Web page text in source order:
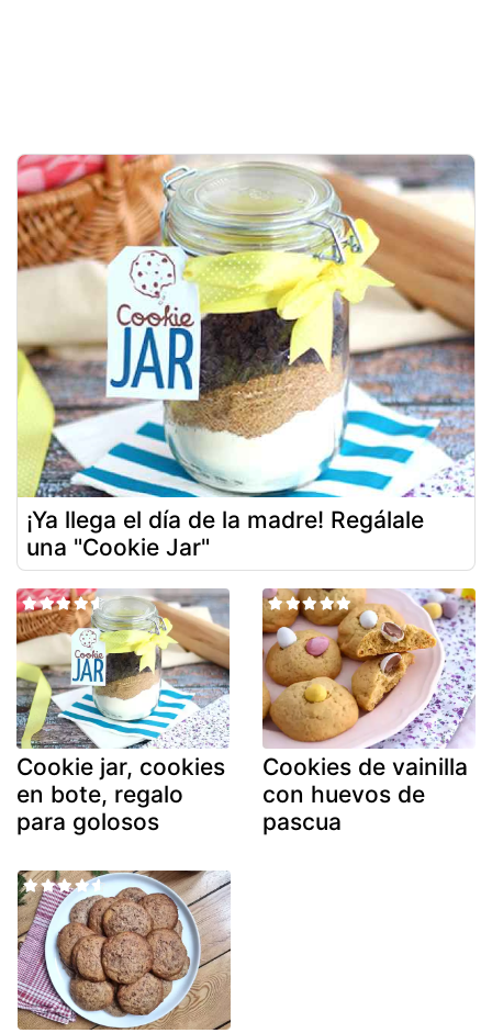
¡Ya llega el día de la madre! Regálale
una "Cookie Jar"
Cookie jar, cookies
en bote, regalo
para golosos
Cookies de vainilla
con huevos de
pascua